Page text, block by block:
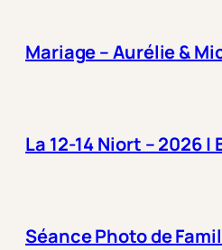
Mariage – Aurélie &
La 12-14 Niort – 2026
Séance Photo de